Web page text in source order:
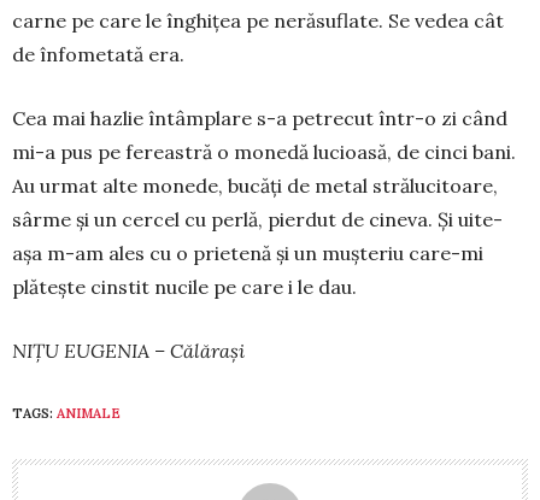
car­ne pe care le înghițea pe neră­su­flate. Se vedea cât
de înfometată era.
Cea mai hazlie întâmplare s-a petrecut într-o zi când
mi-a pus pe fereastră o monedă lu­cioa­să, de cinci bani.
Au urmat alte mo­nede, bucăți de metal străluci­toa­re,
sârme și un cercel cu per­lă, pierdut de cineva. Și uite-
așa m-am ales cu o prietenă și un mușteriu care-mi
plătește cins­tit nucile pe care i le dau.
NIȚU EUGENIA – Călărași
TAGS: ANIMALE